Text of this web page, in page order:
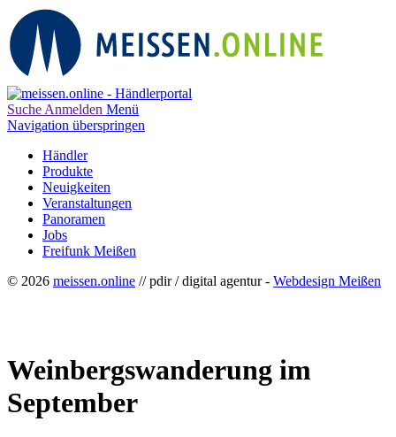
Suche Anmelden Menü
Navigation überspringen
Händler
Produkte
Neuigkeiten
Veranstaltungen
Panoramen
Jobs
Freifunk Meißen
© 2026 meissen.online // pdir / digital agentur - Webdesign Meißen
Weinbergswanderung im
September